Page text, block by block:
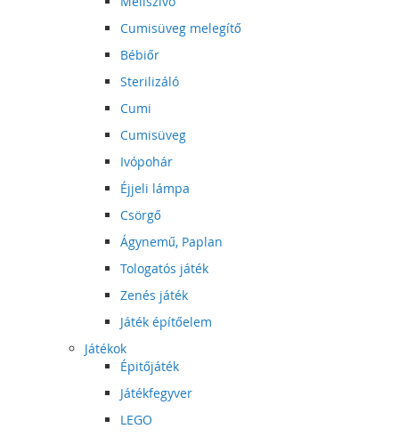
Cumisüveg melegítő
Bébiőr
Sterilizáló
Cumi
Cumisüveg
Ivópohár
Éjjeli lámpa
Csörgő
Ágynemű, Paplan
Tologatós játék
Zenés játék
Játék építőelem
Játékok
Épitőjáték
Játékfegyver
LEGO